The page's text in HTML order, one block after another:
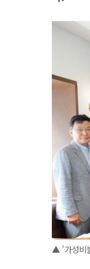
▲ '가성비